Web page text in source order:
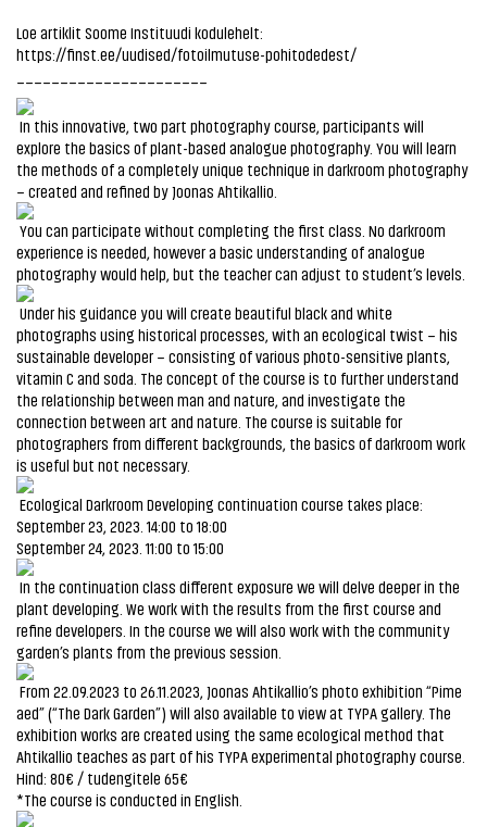
Loe artiklit Soome Instituudi kodulehelt:
https://finst.ee/uudised/fotoilmutuse-pohitodedest/
In this innovative, two part photography course, participants will
explore the basics of plant-based analogue photography. You will learn
the methods of a completely unique technique in darkroom photography
– created and refined by Joonas Ahtikallio.
You can participate without completing the first class. No darkroom
experience is needed, however a basic understanding of analogue
photography would help, but the teacher can adjust to student’s levels.
Under his guidance you will create beautiful black and white
photographs using historical processes, with an ecological twist – his
sustainable developer – consisting of various photo-sensitive plants,
vitamin C and soda. The concept of the course is to further understand
the relationship between man and nature, and investigate the
connection between art and nature. The ​​course is suitable for
photographers from different backgrounds, the basics of darkroom work
is useful but not necessary.
Ecological Darkroom Developing continuation course takes place:
September 23, 2023. 14:00 to 18:00
September 24, 2023. 11:00 to 15:00
In the continuation class different exposure we will delve deeper in the
plant developing. We work with the results from the first course and
refine developers. In the course we will also work with the community
garden’s plants from the previous session.
From 22.09.2023 to 26.11.2023, Joonas Ahtikallio’s photo exhibition “Pime
aed” (“The Dark Garden”) will also available to view at TYPA gallery. The
exhibition works are created using the same ecological method that
Ahtikallio teaches as part of his TYPA experimental photography course.
Hind: 80€ / tudengitele 65€
*The course is conducted in English.